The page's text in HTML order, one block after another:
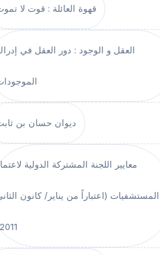
قهوة العائلة : قوت لا
العقل و الوجود : دور العقل في
ديوان حسان بن
معايير اللجنة المشتركة الدولية
المستشفيات (اعتباراً من يناير/ كانون
2011)